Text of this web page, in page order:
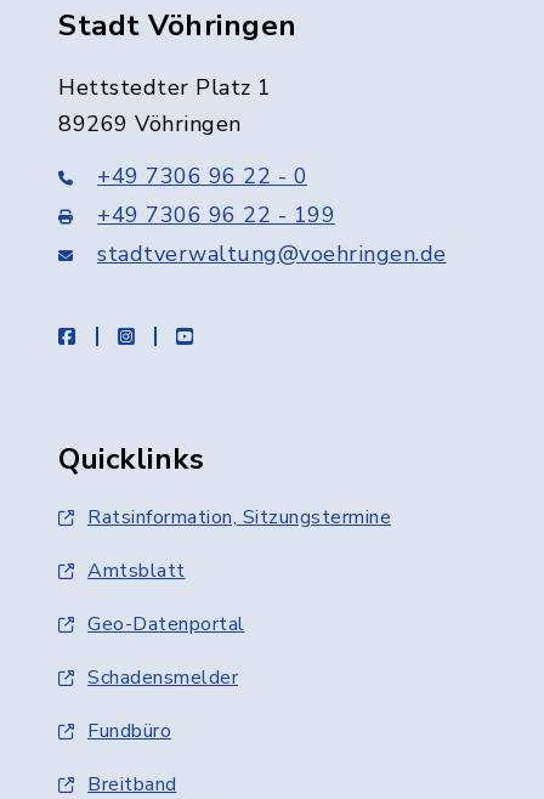
Stadt Vöhringen
Hettstedter Platz 1
89269 Vöhringen
+49 7306 96 22 - 0
+49 7306 96 22 - 199
stadtverwaltung@voehringen.de
facebookinstagramyoutube
Quicklinks
Ratsinformation, Sitzungstermine
Amtsblatt
Geo-Datenportal
Schadensmelder
Fundbüro
Breitband